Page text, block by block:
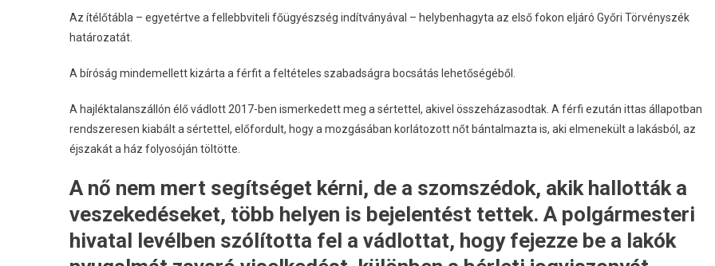
Az ítélőtábla – egyetértve a fellebbviteli főügyészség indítványával – helybenhagyta az első fokon eljáró Győri Törvényszék
határozatát.
A bíróság mindemellett kizárta a férfit a feltételes szabadságra bocsátás lehetőségéből.
A hajléktalanszállón élő vádlott 2017-ben ismerkedett meg a sértettel, akivel összeházasodtak. A férfi ezután ittas állapotban
rendszeresen kiabált a sértettel, előfordult, hogy a mozgásában korlátozott nőt bántalmazta is, aki elmenekült a lakásból, az
éjszakát a ház folyosóján töltötte.
A nő nem mert segítséget kérni, de a szomszédok, akik hallották a
veszekedéseket, több helyen is bejelentést tettek. A polgármesteri
hivatal levélben szólította fel a vádlottat, hogy fejezze be a lakók